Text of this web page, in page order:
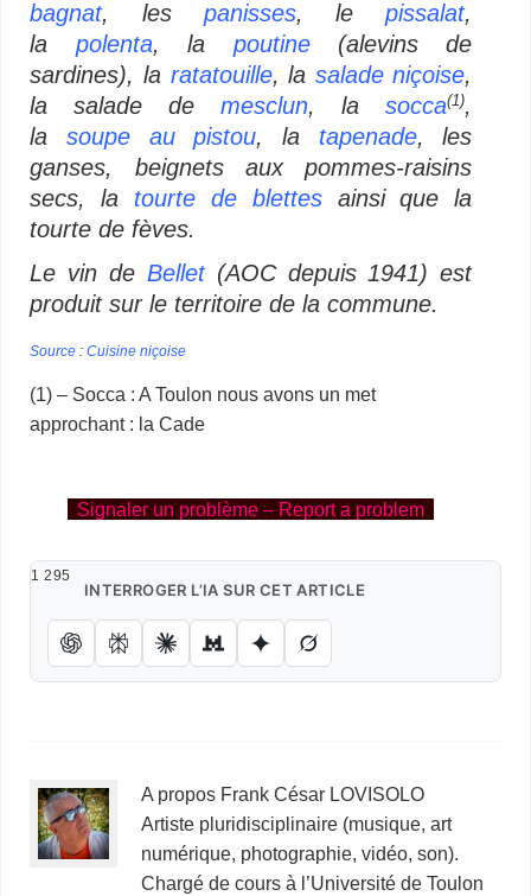
bagnat, les panisses, lepissalat,
la polenta, la poutine(alevins de
sardines), la ratatouille, la salade niçoise,
la salade demesclun, lasocca(1),
la soupe au pistou, la tapenade, les
ganses, beignets aux pommes-raisins
secs, la tourte de blettesainsi que la
tourte de fèves.
Le vin de Bellet(AOC depuis 1941) est
produit sur le territoire de la commune.
Source :Cuisine niçoise
(1) – Socca : A Toulon nous avons un met
approchant : la Cade
Signaler un problème – Report a problem
1 295
INTERROGER L’IA SUR CET ARTICLE
A propos Frank César LOVISOLO
Artiste pluridisciplinaire (musique, art
numérique, photographie, vidéo, son).
Chargé de cours à l’Université de Toulon